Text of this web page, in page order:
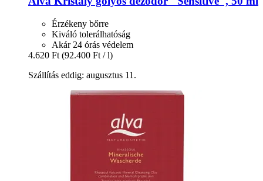
Érzékeny bőrre
Kiváló tolerálhatóság
Akár 24 órás védelem
4.620 Ft (92.400 Ft / l)
Szállítás eddig: augusztus 11.